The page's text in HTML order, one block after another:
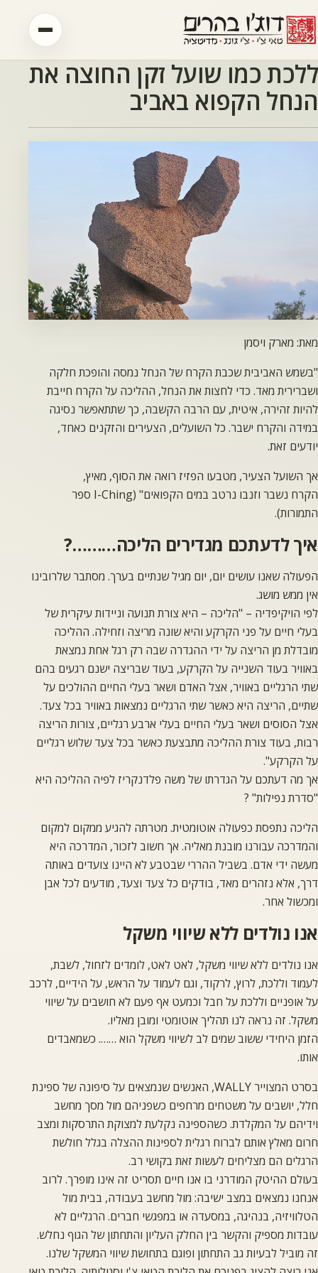
דלג לתוכן
דף הבית
דוג'ו בהרים
השיטה
סדנאות
גלריה
מאמרים
ללכת כמו שועל זקן החוצה את
הנחל הקפוא באביב
מאת: מארק ויסמן
"בשמש האביבית שכבת הקרח של הנחל נמסה והופכת חלקה
ושברירית מאד. כדי לחצות את הנחל, ההליכה על הקרח חייבת
להיות זהירה, איטית, עם הרבה הקשבה, כך שתתאפשר נסיגה
במידה והקרח ישבר. כל השועלים, הצעירים והזקנים כאחד,
יודעים זאת.
אך השועל הצעיר, מטבעו הפזיז רואה את הסוף, מאיץ,
הקרח נשבר וזנבו נרטב במים הקפואים" (I-Ching ספר
התמורות).
איך לדעתכם מגדירים הליכה………?
הפעולה שאנו עושים יום, יום מגיל שנתיים בערך. מסתבר שלרובינו
אין ממש מושג.
לפי הויקיפדיה – "הליכה – היא צורת תנועה וניידות עיקרית של
בעלי חיים על פני הקרקע והיא שונה מריצה וזחילה. ההליכה
מובדלת מן הריצה על ידי ההגדרה שבה רק רגל אחת נמצאת
באוויר בעוד השנייה על הקרקע, בעוד שבריצה ישנם רגעים בהם
שתי הרגליים באוויר, אצל האדם ושאר בעלי החיים ההולכים על
שתיים, הריצה היא כאשר שתי הרגליים נמצאות באוויר בכל צעד.
אצל הסוסים ושאר בעלי החיים בעלי ארבע רגליים, צורות הריצה
רבות, בעוד צורת ההליכה מתבצעת כאשר בכל צעד שלוש רגליים
על הקרקע".
אך מה דעתכם על הגדרתו של משה פלדנקריז לפיה ההליכה היא
"סדרת נפילות" ?
הליכה נתפסת כפעולה אוטומטית. מטרתה להגיע ממקום למקום
והמדרכה עבורנו מובנת מאליה. אך חשוב לזכור, המדרכה היא
מעשה ידי אדם. בשביל ההררי שבטבע לא היינו צועדים באותה
דרך, אלא נזהרים מאד, בודקים כל צעד וצעד, מודעים לכל אבן
ומכשול אחר.
אנו נולדים ללא שיווי משקל
אנו נולדים ללא שיווי משקל, לאט לאט, לומדים לזחול, לשבת,
לעמוד וללכת, לרוץ, לרקוד, וגם לעמוד על הראש, על הידיים, לרכב
על אופניים וללכת על חבל וכמעט אף פעם לא חושבים על שיווי
משקל. זה נראה לנו תהליך אוטומטי ומובן מאליו.
הזמן היחידי ששוב שמים לב לשיווי משקל הוא ……. כשמאבדים
אותו.
בסרט המצוייר WALLY, האנשים שנמצאים על סיפונה של ספינת
חלל, יושבים על משטחים מרחפים כשפניהם מול מסך מחשב
וידיהם על המקלדת. כשהספינה נקלעת למצוקת התרסקות ומצב
חרום מאלץ אותם לברוח רגלית לספינות ההצלה בגלל חולשת
הרגלים הם מצליחים לעשות זאת בקושי רב.
בעולם ההיטק המודרני בו אנו חיים תסריט זה אינו מופרך. לרוב
אנחנו נמצאים במצב ישיבה: מול מחשב בעבודה, בבית מול
הטלוויזיה, בנהיגה, במסעדה או במפגשי חברים. הרגליים לא
עובדות מספיק והקשר בין החלק העליון והתחתון של הגוף נחלש.
זה מוביל לבעיות גב התחתון ופוגם בתחושת שיווי המשקל שלנו.